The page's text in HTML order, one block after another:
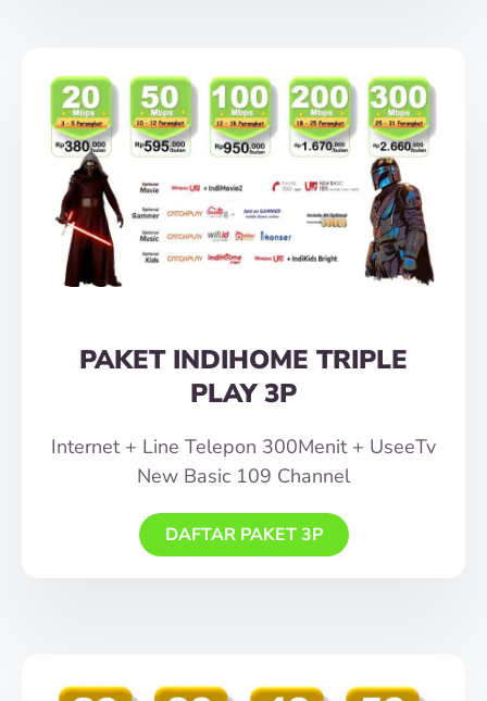
PAKET INDIHOME TRIPLE
PLAY 3P
Internet + Line Telepon 300Menit + UseeTv
New Basic 109 Channel
DAFTAR PAKET 3P